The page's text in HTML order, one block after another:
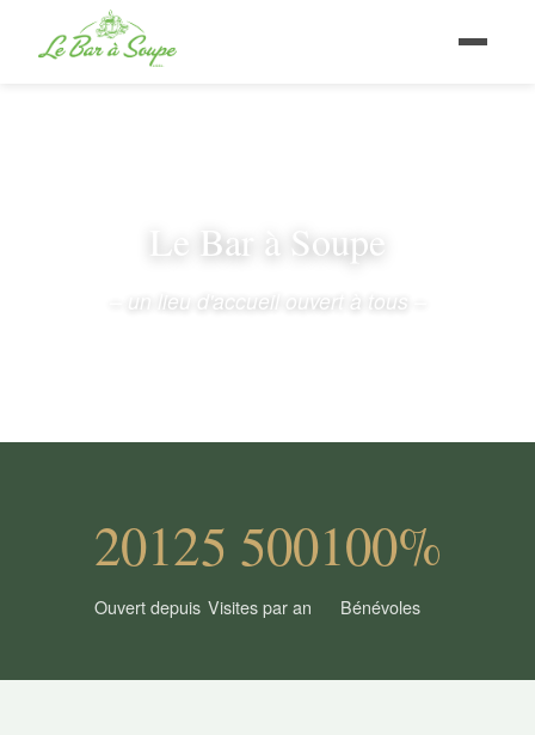
Le Bar à Soupe
– un lieu d'accueil ouvert à tous –
2012
Ouvert depuis
5 500
Visites par an
100%
Bénévoles